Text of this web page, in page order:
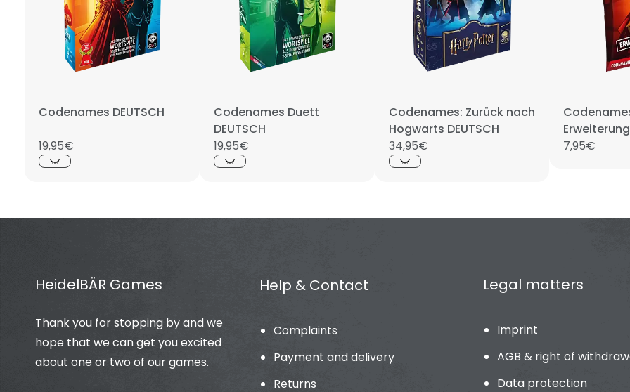
Codenames DEUTSCH
19,95€
Codenames Duett
DEUTSCH
19,95€
Codenames: Zurück nach
Hogwarts DEUTSCH
34,95€
DEUTSCH
7,95€
HeidelBÄR Games
Thank you for stopping by and we
hope that we can get you excited
about one or two of our games.
Help & Contact
Complaints
Payment and delivery
Returns
Legal matters
Imprint
AGB & right of
Data protection